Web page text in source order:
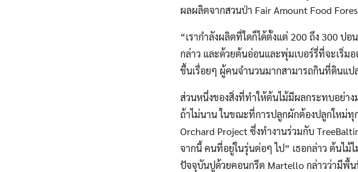
ผลผลิตจากสวนป่า Fair Amount Food
“เรากำลังผลิตที่ใดก็ได้ตั้งแต่ 200 ถึง 300 ป
กล่าว และด้วยต้นอ่อนและพุ่มเบอร์รี่ที่จะเริ่
ขึ้นเรื่อยๆ ผู้คนจำนวนมากสามารถกินที่ดินแปล
ส่วนหนึ่งของสิ่งที่ทำให้ต้นไม้มีผลกระทบอย่า
ถ้าไม่นาน ในขณะที่การปลูกผักต้องปลูกใหม่ทุ
Orchard Project ซึ่งทำงานร่วมกับ
จากนี้ คนที่อยู่ในรุ่นต่อๆ ไป” เธอกล่าว ต้นไ
ปัจจุบันปูด้วยคอนกรีต Martello กล่าวว่ามีพื้